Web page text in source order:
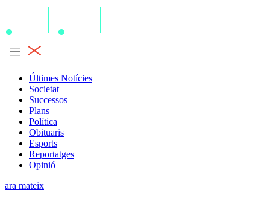
Últimes Notícies
Societat
Successos
Plans
Política
Obituaris
Esports
Reportatges
Opinió
ara mateix